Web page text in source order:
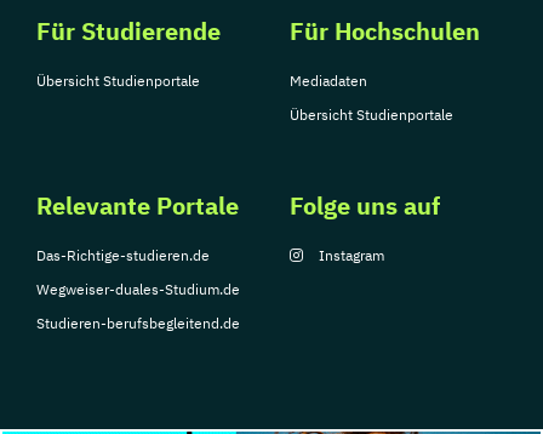
Für Studierende
Übersicht Studienportale
Für Hochschulen
Mediadaten
Übersicht Studienportale
Relevante Portale
Das-Richtige-studieren.de
Wegweiser-duales-Studium.de
Studieren-berufsbegleitend.de
Folge uns auf
Instagram